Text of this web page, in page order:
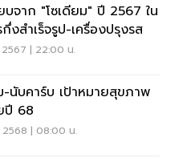
บจาก "โซเดียม" ปี 2567 ใน
งสำเร็จรูป-เครื่องปรุงรส
2567 | 22:00 น.
-นับคาร์บ เป้าหมายสุขภาพ
ปี 68
2568 | 08:00 น.